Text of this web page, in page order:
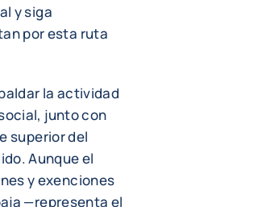
y siga
por esta ruta
la actividad
junto con
superior del
Aunque el
y exenciones
—representa el